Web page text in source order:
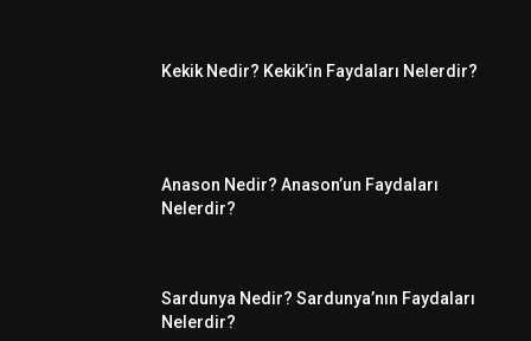
Kekik Nedir? Kekik’in Faydaları Nelerdir?
Anason Nedir? Anason’un Faydaları
Nelerdir?
Sardunya Nedir? Sardunya’nın Faydaları
Nelerdir?